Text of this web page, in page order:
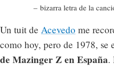
– bizarra letra de la
Un tuit de Acevedo me
como hoy, pero de 1978, se
de Mazinger Z en España.